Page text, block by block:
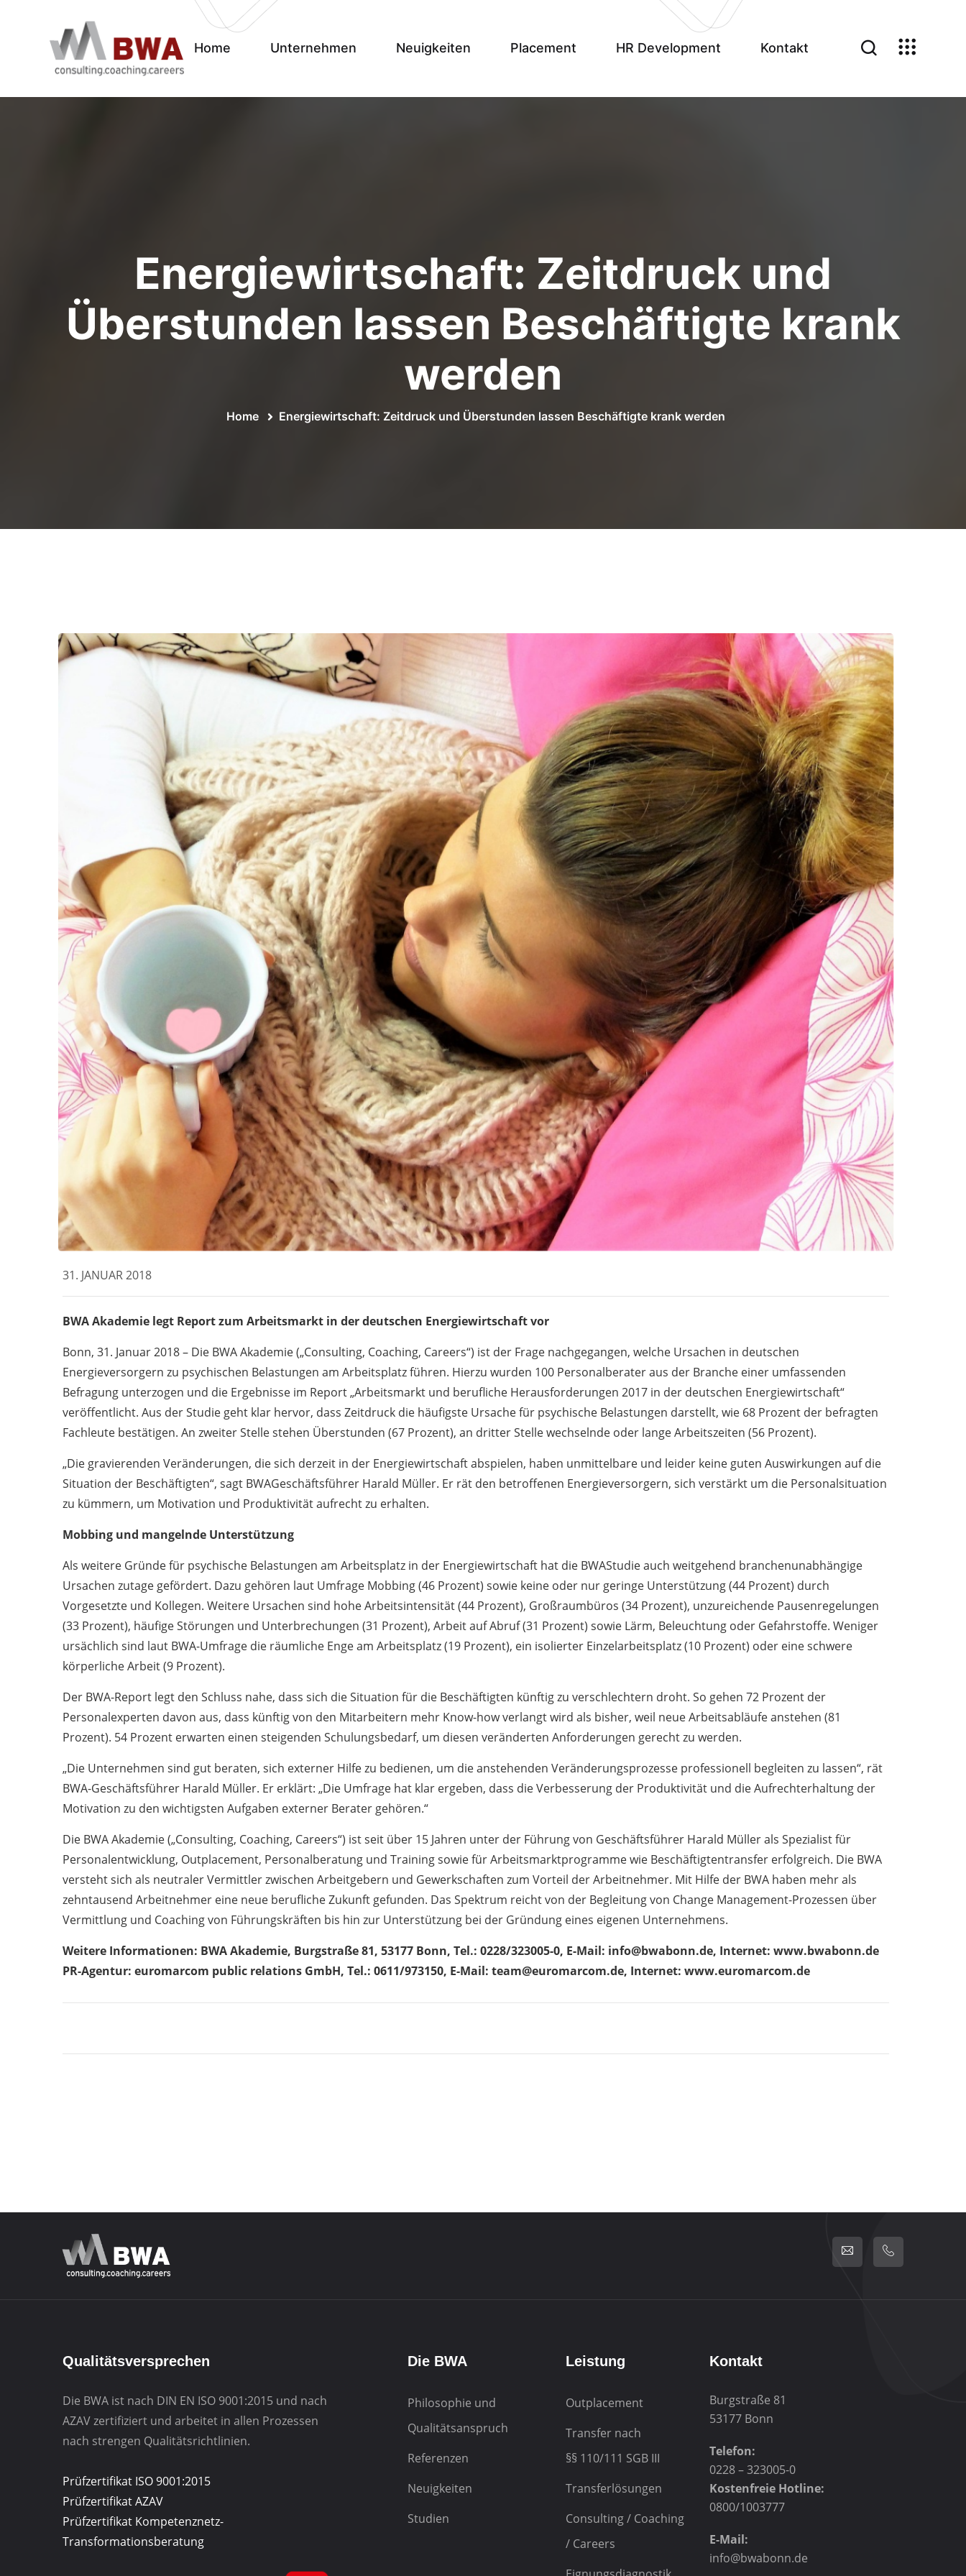
Home Unternehmen Neuigkeiten Placement HR Development Kontakt
Energiewirtschaft: Zeitdruck und
Überstunden lassen Beschäftigte krank
werden
Home Energiewirtschaft: Zeitdruck und Überstunden lassen Beschäftigte krank werden
31. JANUAR 2018
BWA Akademie legt Report zum Arbeitsmarkt in der deutschen Energiewirtschaft vor
Bonn, 31. Januar 2018 – Die BWA Akademie („Consulting, Coaching, Careers“) ist der Frage nachgegangen, welche Ursachen in deutschen
Energieversorgern zu psychischen Belastungen am Arbeitsplatz führen. Hierzu wurden 100 Personalberater aus der Branche einer umfassenden
Befragung unterzogen und die Ergebnisse im Report „Arbeitsmarkt und berufliche Herausforderungen 2017 in der deutschen Energiewirtschaft“
veröffentlicht. Aus der Studie geht klar hervor, dass Zeitdruck die häufigste Ursache für psychische Belastungen darstellt, wie 68 Prozent der befragten
Fachleute bestätigen. An zweiter Stelle stehen Überstunden (67 Prozent), an dritter Stelle wechselnde oder lange Arbeitszeiten (56 Prozent).
„Die gravierenden Veränderungen, die sich derzeit in der Energiewirtschaft abspielen, haben unmittelbare und leider keine guten Auswirkungen auf die
Situation der Beschäftigten“, sagt BWAGeschäftsführer Harald Müller. Er rät den betroffenen Energieversorgern, sich verstärkt um die Personalsituation
zu kümmern, um Motivation und Produktivität aufrecht zu erhalten.
Mobbing und mangelnde Unterstützung
Als weitere Gründe für psychische Belastungen am Arbeitsplatz in der Energiewirtschaft hat die BWAStudie auch weitgehend branchenunabhängige
Ursachen zutage gefördert. Dazu gehören laut Umfrage Mobbing (46 Prozent) sowie keine oder nur geringe Unterstützung (44 Prozent) durch
Vorgesetzte und Kollegen. Weitere Ursachen sind hohe Arbeitsintensität (44 Prozent), Großraumbüros (34 Prozent), unzureichende Pausenregelungen
(33 Prozent), häufige Störungen und Unterbrechungen (31 Prozent), Arbeit auf Abruf (31 Prozent) sowie Lärm, Beleuchtung oder Gefahrstoffe. Weniger
ursächlich sind laut BWA-Umfrage die räumliche Enge am Arbeitsplatz (19 Prozent), ein isolierter Einzelarbeitsplatz (10 Prozent) oder eine schwere
körperliche Arbeit (9 Prozent).
Der BWA-Report legt den Schluss nahe, dass sich die Situation für die Beschäftigten künftig zu verschlechtern droht. So gehen 72 Prozent der
Personalexperten davon aus, dass künftig von den Mitarbeitern mehr Know-how verlangt wird als bisher, weil neue Arbeitsabläufe anstehen (81
Prozent). 54 Prozent erwarten einen steigenden Schulungsbedarf, um diesen veränderten Anforderungen gerecht zu werden.
„Die Unternehmen sind gut beraten, sich externer Hilfe zu bedienen, um die anstehenden Veränderungsprozesse professionell begleiten zu lassen“, rät
BWA-Geschäftsführer Harald Müller. Er erklärt: „Die Umfrage hat klar ergeben, dass die Verbesserung der Produktivität und die Aufrechterhaltung der
Motivation zu den wichtigsten Aufgaben externer Berater gehören.“
Die BWA Akademie („Consulting, Coaching, Careers“) ist seit über 15 Jahren unter der Führung von Geschäftsführer Harald Müller als Spezialist für
Personalentwicklung, Outplacement, Personalberatung und Training sowie für Arbeitsmarktprogramme wie Beschäftigtentransfer erfolgreich. Die BWA
versteht sich als neutraler Vermittler zwischen Arbeitgebern und Gewerkschaften zum Vorteil der Arbeitnehmer. Mit Hilfe der BWA haben mehr als
zehntausend Arbeitnehmer eine neue berufliche Zukunft gefunden. Das Spektrum reicht von der Begleitung von Change Management-Prozessen über
Vermittlung und Coaching von Führungskräften bis hin zur Unterstützung bei der Gründung eines eigenen Unternehmens.
Weitere Informationen: BWA Akademie, Burgstraße 81, 53177 Bonn, Tel.: 0228/323005-0, E-Mail: info@bwabonn.de, Internet: www.bwabonn.de
PR-Agentur: euromarcom public relations GmbH, Tel.: 0611/973150, E-Mail: team@euromarcom.de, Internet: www.euromarcom.de
Qualitätsversprechen
Die BWA ist nach DIN EN ISO 9001:2015 und nach
AZAV zertifiziert und arbeitet in allen Prozessen
nach strengen Qualitätsrichtlinien.
Prüfzertifikat ISO 9001:2015
Prüfzertifikat AZAV
Prüfzertifikat Kompetenznetz-
Transformationsberatung
Die BWA
Philosophie und
Qualitätsanspruch
Referenzen
Neuigkeiten
Studien
Leistung
Outplacement
Transfer nach
§§ 110/111 SGB III
Transferlösungen
Consulting / Coaching
/ Careers
Kontakt
Burgstraße 81
53177 Bonn
Telefon:
0228 – 323005-0
Kostenfreie Hotline:
0800/1003777
E-Mail:
info@bwabonn.de